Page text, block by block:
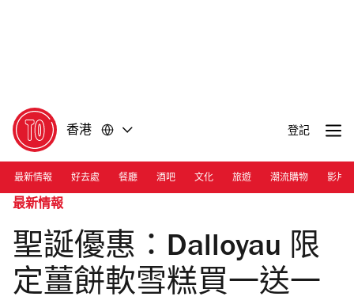
香港 登記
最新情報 好去處 餐廳 酒吧 文化 旅遊 潮流購物 影片
最新情報
聖誕優惠：Dalloyau 限
定薑餅軟雪糕買一送一